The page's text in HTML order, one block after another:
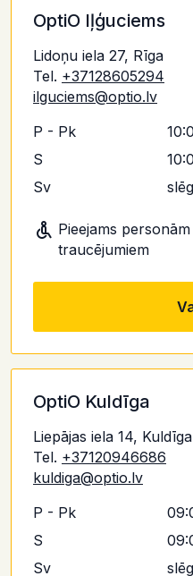
OptiO Iļģuciems
Lidoņu iela 27, Rīga
Tel. +37128605294
ilguciems@optio.lv
P - Pk
S
Sv
Pieejams
traucējumiem
OptiO Kuldīga
Liepājas iela 14, Kuldīga
Tel. +37120946686
kuldiga@optio.lv
P - Pk
S
Sv